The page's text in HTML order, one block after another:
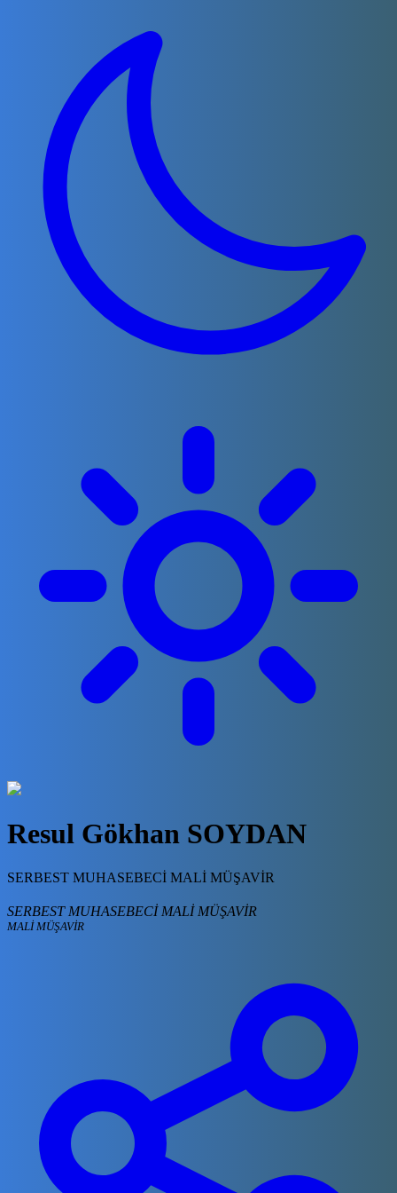
Resul Gökhan SOYDAN
SERBEST MUHASEBECİ MALİ MÜŞAVİR
SERBEST MUHASEBECİ MALİ MÜŞAVİR
MALİ MÜŞAVİR